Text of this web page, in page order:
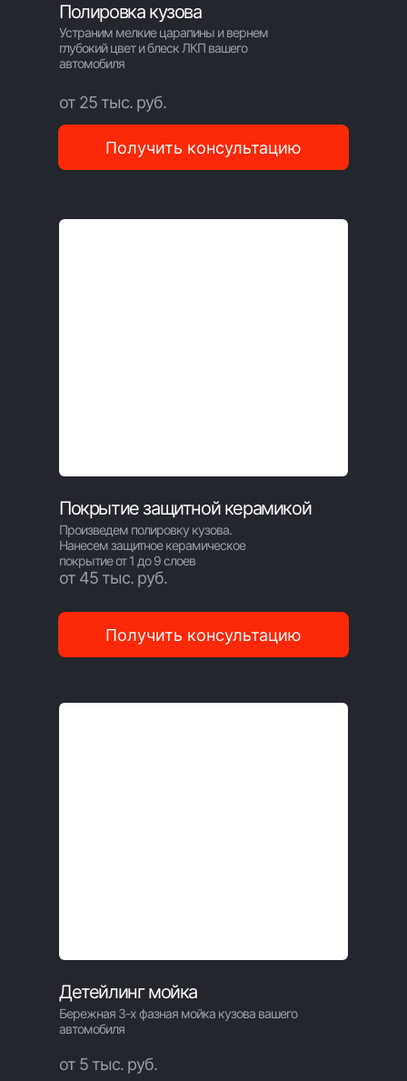
Полировка кузова
от 25 тыс. руб.
Получить консультацию
Покрытие защитной керамикой
Получить консультацию
от 5 тыс. руб.
от 45 тыс. руб.
Произведем полировку кузова.
Нанесем защитное керамическое
покрытие от 1 до 9 слоев
Устраним мелкие царапины и вернем
глубокий цвет и блеск ЛКП вашего
автомобиля
Бережная 3-х фазная мойка кузова вашего
автомобиля
Детейлинг мойка